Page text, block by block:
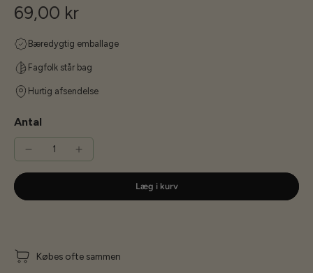
69,00 kr
Bæredygtig emballage
Fagfolk står bag
Hurtig afsendelse
Antal
Læg i kurv
Købes ofte sammen